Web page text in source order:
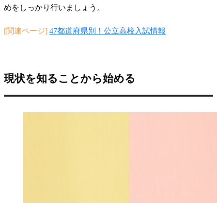
めをしっかり行いましょう。
[関連ページ] 47都道府県別！公立高校入試情報
現状を知ることから始める